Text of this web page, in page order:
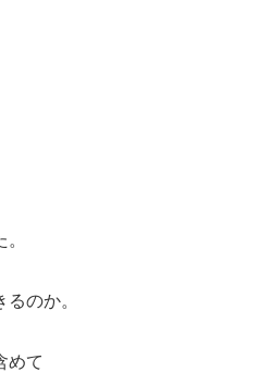
。
るのか。
めて